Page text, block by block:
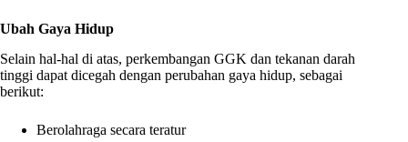
Ubah Gaya Hidup
Selain hal-hal di atas, perkembangan GGK dan tekanan darah
tinggi dapat dicegah dengan perubahan gaya hidup, sebagai
berikut:
Berolahraga secara teratur